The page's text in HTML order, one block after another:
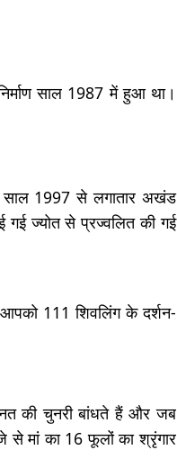
साल 1987 में हुआ था।
में साल 1997 से लगातार अखंड
गई ज्योत से प्रज्वलित की गई
111 शिवलिंग के दर्शन-
की चुनरी बांधते हैं और जब
से मां का 16 फूलों का श्रृंगार